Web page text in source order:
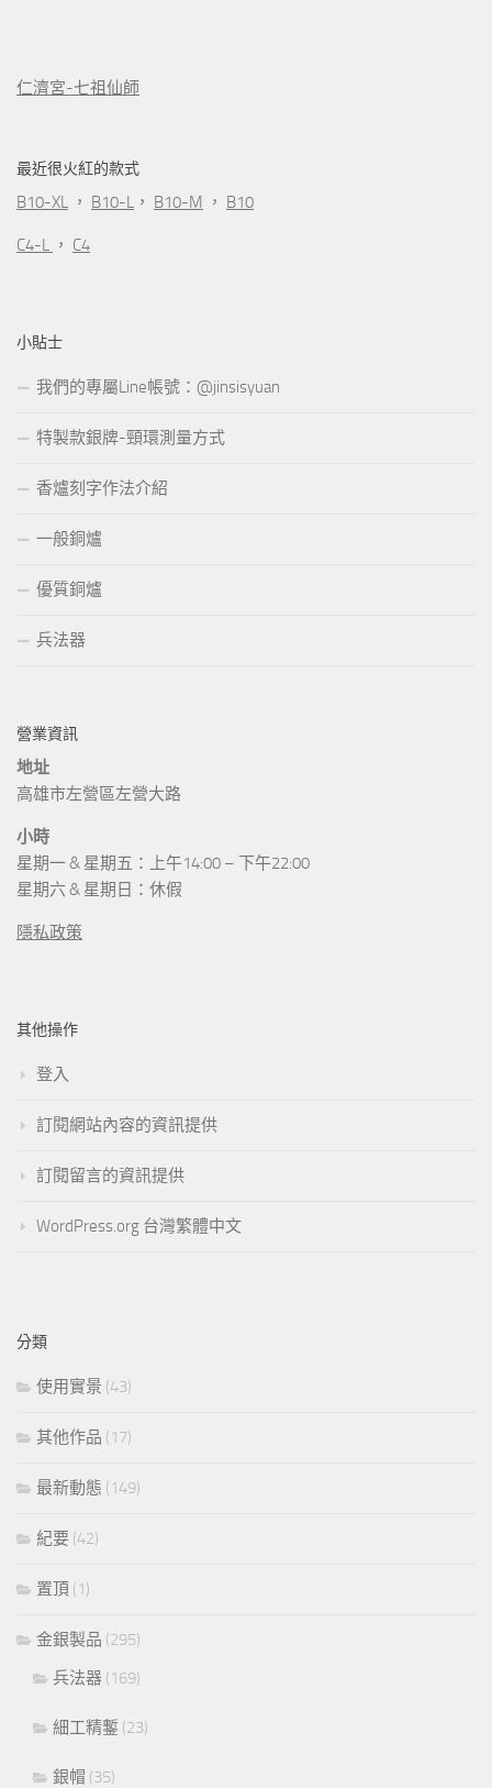
仁濟宮-七祖仙師
最近很火紅的款式
B10-XL ， B10-L ， B10-M ， B10
C4-L ， C4
小貼士
我們的專屬Line帳號：@jinsisyuan
特製款銀牌-頸環測量方式
香爐刻字作法介紹
一般銅爐
優質銅爐
兵法器
營業資訊
地址
高雄市左營區左營大路
小時
星期一 & 星期五：上午14:00 – 下午22:00
星期六 & 星期日：休假
隱私政策
其他操作
登入
訂閱網站內容的資訊提供
訂閱留言的資訊提供
WordPress.org 台灣繁體中文
分類
使用實景 (43)
其他作品 (17)
最新動態 (149)
紀要 (42)
置頂 (1)
金銀製品 (295)
兵法器 (169)
細工精鏨 (23)
銀帽 (35)